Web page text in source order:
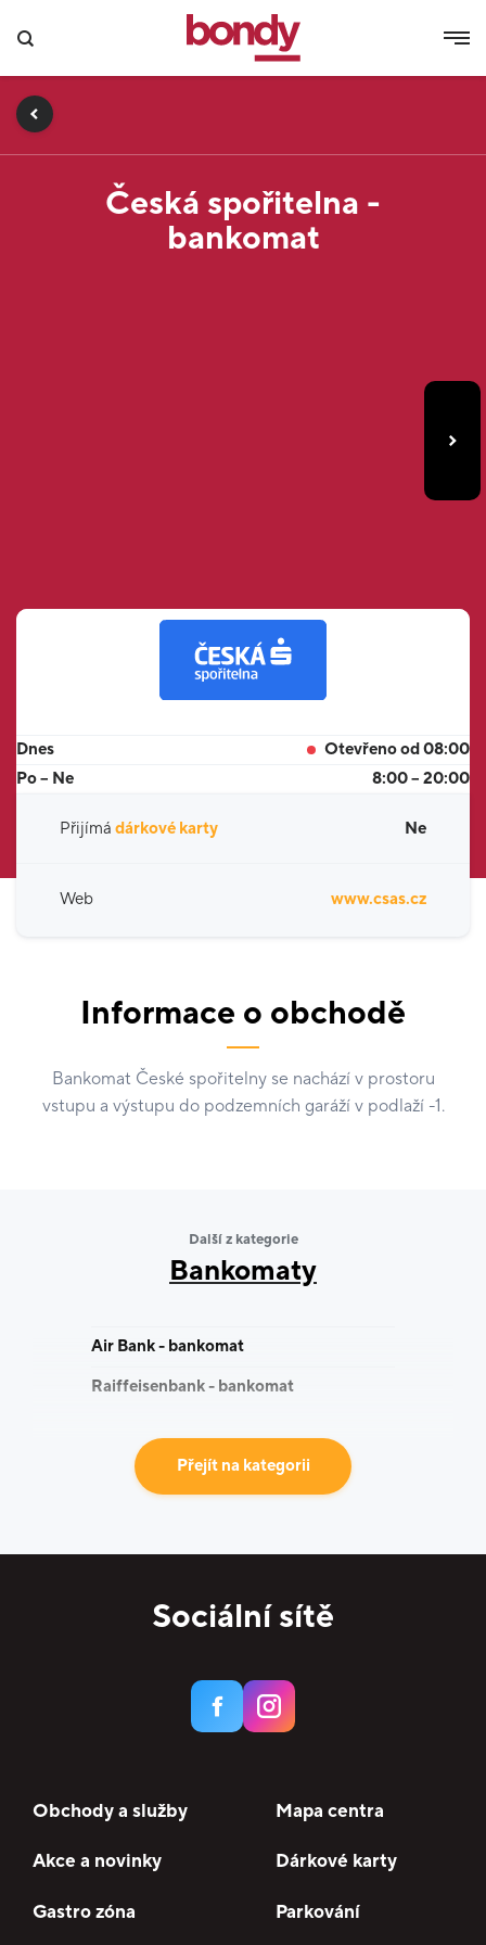
Česká spořitelna -
bankomat
Dnes
Otevřeno od 08:00
Po – Ne
8:00 – 20:00
Přijímá dárkové karty Ne
Web www.csas.cz
Informace o obchodě
Bankomat České spořitelny se nachází v prostoru
vstupu a výstupu do podzemních garáží v podlaží -1.
Další z kategorie
Bankomaty
Air Bank - bankomat
Raiffeisenbank - bankomat
Přejít na kategorii
Sociální sítě
Obchody a služby Mapa centra
Akce a novinky Dárkové karty
Gastro zóna Parkování